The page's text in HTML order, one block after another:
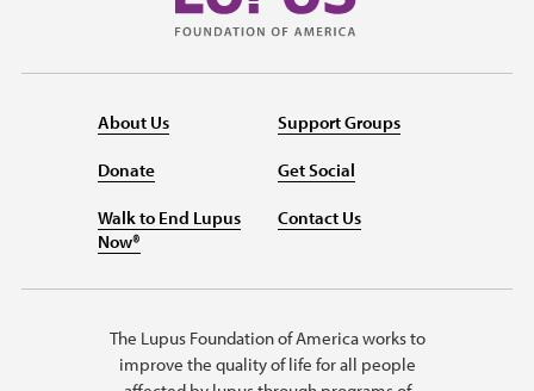
About Us
Donate
Walk to End Lupus
Now®
Support Groups
Get Social
Contact Us
The Lupus Foundation of America works to
improve the quality of life for all people